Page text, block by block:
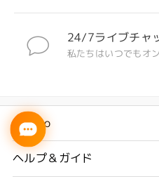
24/7ライブチャ
私たちはいつでもオ
Firmoo
ヘルプ＆ガイド